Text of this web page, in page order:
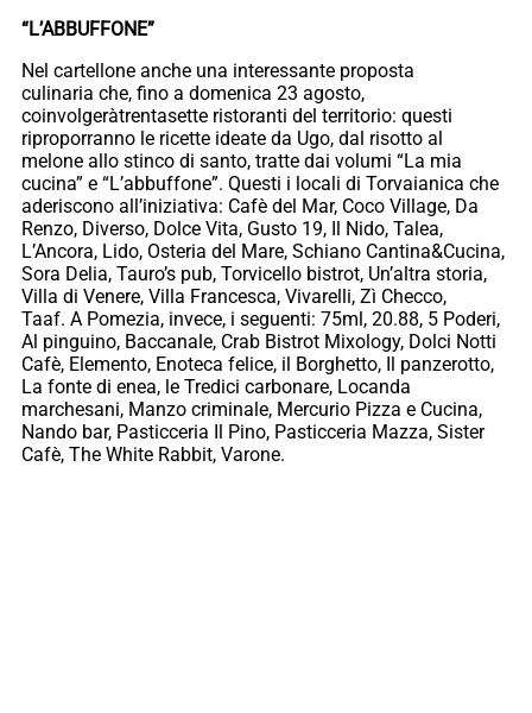
“L’ABBUFFONE”
Nel cartellone anche una interessante proposta
culinaria che, fino a domenica 23 agosto,
coinvolgeràtrentasette ristoranti del territorio: questi
riproporranno le ricette ideate da Ugo, dal risotto al
melone allo stinco di santo, tratte dai volumi “La mia
cucina” e “L’abbuffone”. Questi i locali di Torvaianica che
aderiscono all’iniziativa: Cafè del Mar, Coco Village, Da
Renzo, Diverso, Dolce Vita, Gusto 19, Il Nido, Talea,
L’Ancora, Lido, Osteria del Mare, Schiano Cantina&Cucina,
Sora Delia, Tauro’s pub, Torvicello bistrot, Un’altra storia,
Villa di Venere, Villa Francesca, Vivarelli, Zì Checco,
Taaf. A Pomezia, invece, i seguenti: 75ml, 20.88, 5 Poderi,
Al pinguino, Baccanale, Crab Bistrot Mixology, Dolci Notti
Cafè, Elemento, Enoteca felice, il Borghetto, Il panzerotto,
La fonte di enea, le Tredici carbonare, Locanda
marchesani, Manzo criminale, Mercurio Pizza e Cucina,
Nando bar, Pasticceria Il Pino, Pasticceria Mazza, Sister
Cafè, The White Rabbit, Varone.